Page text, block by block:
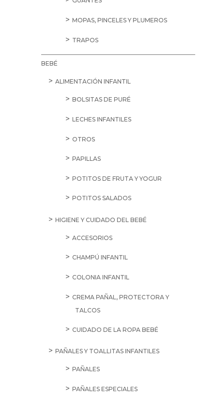
MOPAS, PINCELES Y PLUMEROS
TRAPOS
BEBÉ
ALIMENTACIÓN INFANTIL
BOLSITAS DE PURÉ
LECHES INFANTILES
OTROS
PAPILLAS
POTITOS DE FRUTA Y YOGUR
POTITOS SALADOS
HIGIENE Y CUIDADO DEL BEBÉ
ACCESORIOS
CHAMPÚ INFANTIL
COLONIA INFANTIL
CREMA PAÑAL, PROTECTORA Y
TALCOS
CUIDADO DE LA ROPA BEBÉ
PAÑALES Y TOALLITAS INFANTILES
PAÑALES
PAÑALES ESPECIALES